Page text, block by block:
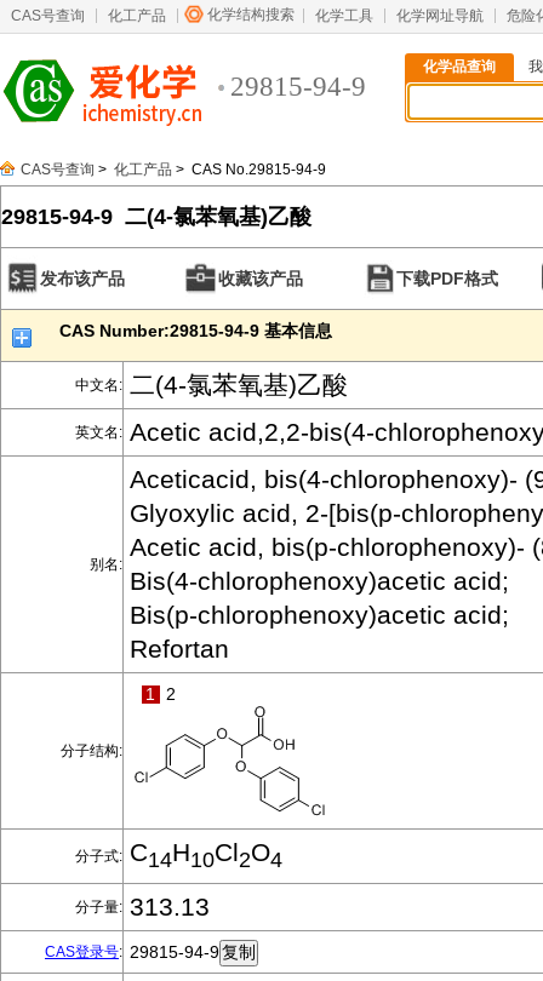
CAS号查询 化工产品 化学结构搜索 化学工具 化学网址导航 危险
29815-94-9
化学品查询
CAS号查询 > 化工产品 > CAS No.29815-94-9
29815-94-9 二(4-氯苯氧基)乙酸
发布该产品 收藏该产品 下载PDF格式
CAS Number:29815-94-9 基本信息
中文名: 二(4-氯苯氧基)乙酸
英文名: Acetic acid,2,2-bis(4-
别名:
Aceticacid, bis(4-chlorophenoxy)-
Glyoxylic acid, 2-[bis(p-
Acetic acid, bis(p-chlorophenoxy)-
Bis(4-chlorophenoxy)acetic acid;
Bis(p-chlorophenoxy)acetic acid;
Refortan
分子结构:
1 2
分子式: C14H10Cl2O4
分子量: 313.13
CAS登录号: 29815-94-9